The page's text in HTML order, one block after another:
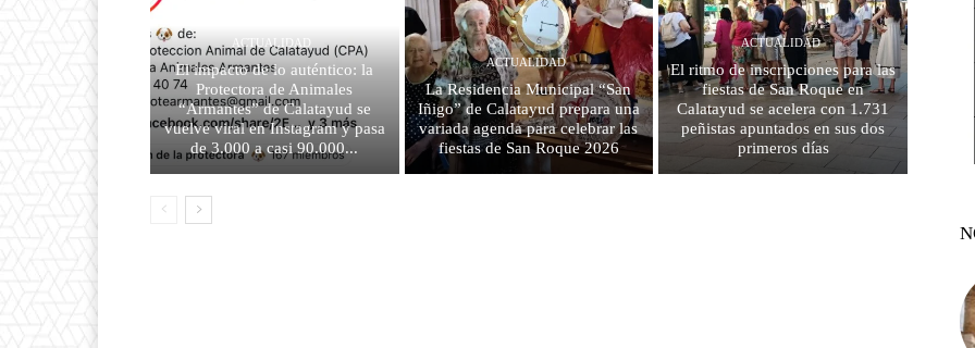
ACTUALIDAD
El impacto de lo auténtico: la
Protectora de Animales
“Armantes” de Calatayud se
vuelve viral en Instagram y pasa
de 3.000 a casi 90.000...
ACTUALIDAD
La Residencia Municipal “San
Iñigo” de Calatayud prepara una
variada agenda para celebrar las
fiestas de San Roque 2026
ACTUALIDAD
El ritmo de inscripciones para las
fiestas de San Roque en
Calatayud se acelera con 1.731
peñistas apuntados en sus dos
primeros días